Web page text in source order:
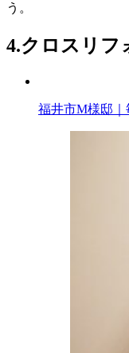
う。
4.クロスリフ
福井市M様邸